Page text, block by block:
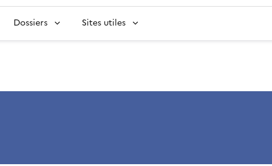
Dossiers Sites utiles